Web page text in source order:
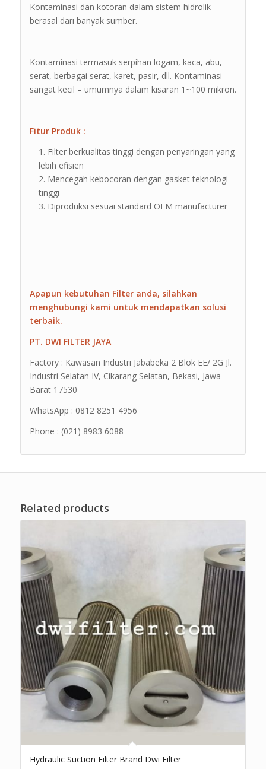
Kontaminasi dan kotoran dalam sistem hidrolik
berasal dari banyak sumber.
Kontaminasi termasuk serpihan logam, kaca, abu,
serat, berbagai serat, karet, pasir, dll. Kontaminasi
sangat kecil – umumnya dalam kisaran 1~100 mikron.
Fitur Produk :
Filter berkualitas tinggi dengan penyaringan yang
lebih efisien
Mencegah kebocoran dengan gasket teknologi
tinggi
Diproduksi sesuai standard OEM manufacturer
Apapun kebutuhan Filter anda, silahkan
menghubungi kami untuk mendapatkan solusi
terbaik.
PT. DWI FILTER JAYA
Factory : Kawasan Industri Jababeka 2 Blok EE/ 2G Jl.
Industri Selatan IV, Cikarang Selatan, Bekasi, Jawa
Barat 17530
WhatsApp : 0812 8251 4956
Phone : (021) 8983 6088
Related products
Hydraulic Suction Filter Brand Dwi Filter